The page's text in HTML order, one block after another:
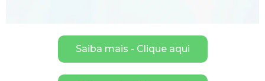
Saiba mais - Clique aqui